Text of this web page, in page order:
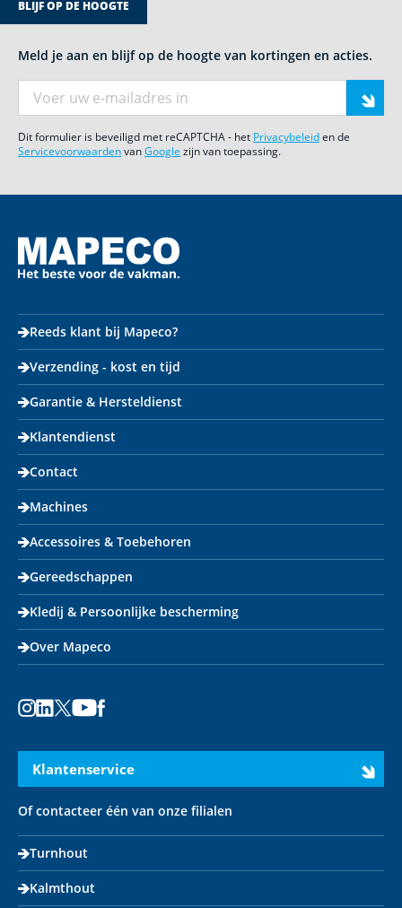
BLIJF OP DE HOOGTE
Meld je aan en blijf op de hoogte van kortingen en acties.
Dit formulier is beveiligd met reCAPTCHA - het Privacybeleiden de
ServicevoorwaardenvanGoogle zijn van toepassing.
Reeds klant bij Mapeco?
Verzending - kost en tijd
Garantie & Hersteldienst
Klantendienst
Contact
Machines
Accessoires & Toebehoren
Gereedschappen
Kledij & Persoonlijke bescherming
Over Mapeco
Klantenservice
Of contacteer één van onze filialen
Turnhout
Kalmthout